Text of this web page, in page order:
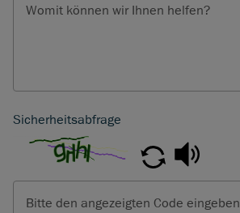
Womit können wir Ihnen helfen?
Sicherheitsabfrage
Bitte den angezeigten Code eingeben